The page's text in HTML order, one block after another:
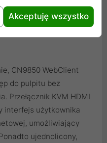
CN9850 WebClient
do pulpitu bez
Przełącznik KVM HDMI
interfejs użytkownika
umożliwiający
ujednolicony,
Akceptuję wszystko